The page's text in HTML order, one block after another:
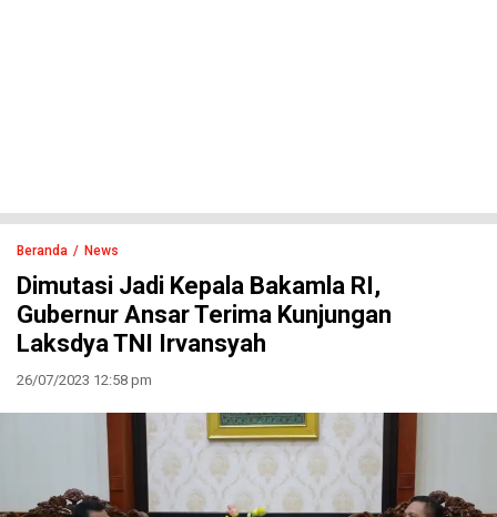
Beranda News
Dimutasi Jadi Kepala Bakamla RI,
Gubernur Ansar Terima Kunjungan
Laksdya TNI Irvansyah
26/07/2023 12:58 pm